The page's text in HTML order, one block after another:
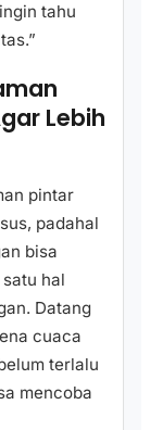
tahu
Lebih
pintar
padahal
bisa
hal
Datang
cuaca
terlalu
mencoba